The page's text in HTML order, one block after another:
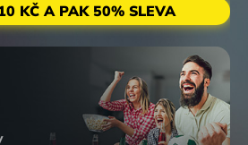
KČ A PAK 50% SLEVA